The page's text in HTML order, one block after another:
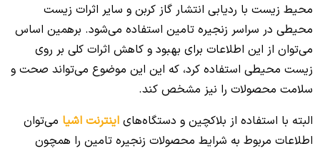
محیط زیست با ردیابی انتشار گاز کربن و سایر اثرات زیست
محیطی در سراسر زنجیره تامین استفاده می‌شود. برهمین اساس
می‌توان از این اطلاعات برای بهبود و کاهش اثرات کلی بر روی
زیست محیطی استفاده کرد، که این این موضوع می‌تواند صحت و
سلامت محصولات را نیز مشخص کند.
البته با استفاده از بلاکچین و دستگاه‌های اینترنت اشیا می‌توان
اطلاعات مربوط به شرایط محصولات زنجیره تامین را همچون